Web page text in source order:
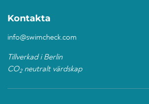
Kontakta
info@swimcheck.com
Tillverkad i Berlin
CO2neutralt värdskap